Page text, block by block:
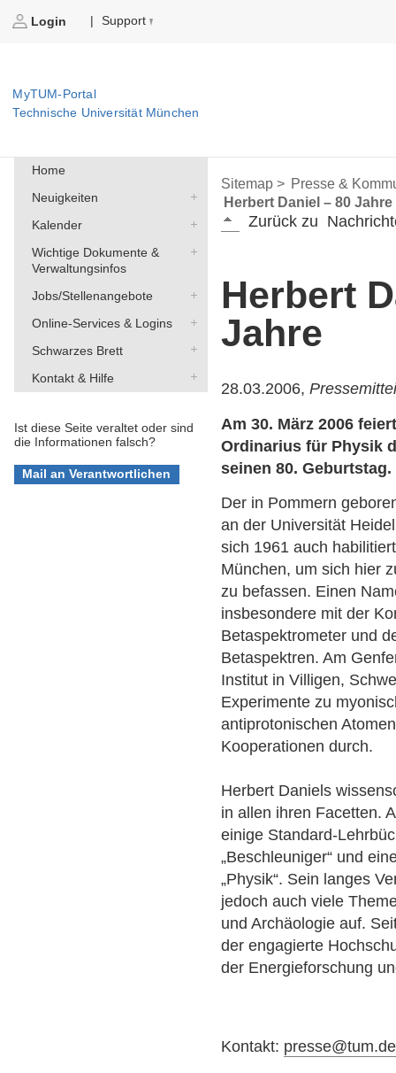
Login | Support
MyTUM-Portal
Technische Universität München
Home
Neuigkeiten
Kalender
Wichtige Dokumente &
Verwaltungsinfos
Jobs/Stellenangebote
Online-Services & Logins
Schwarzes Brett
Kontakt & Hilfe
Ist diese Seite veraltet oder sind
die Informationen falsch?
Sitemap > Presse &
Herbert Daniel – 80 Jahre
Zurück zu
Herbert
Jahre
28.03.2006,
Am 30. März 2006
Ordinarius für Physik
seinen 80. Geburtstag.
Der in Pommern
an der Universität
sich 1961 auch
München, um sich hier
zu befassen. Einen
insbesondere mit der
Betaspektrometer und
Betaspektren. Am
Institut in Villigen,
Experimente zu
antiprotonischen
Kooperationen durch.
Herbert Daniels
in allen ihren Facetten.
einige Standard-
„Beschleuniger“ und
„Physik“. Sein langes
jedoch auch viele
und Archäologie auf.
der engagierte
der Energieforschung
Kontakt: presse@tum.de